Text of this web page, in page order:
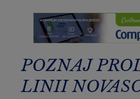
POZNAJ
LINII